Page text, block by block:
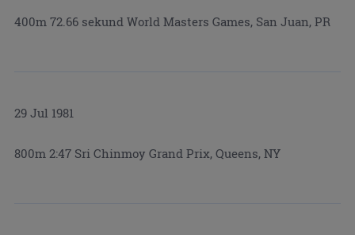
400m 72.66 sekund World Masters Games, San Juan, PR
29 Jul 1981
800m 2:47 Sri Chinmoy Grand Prix, Queens, NY